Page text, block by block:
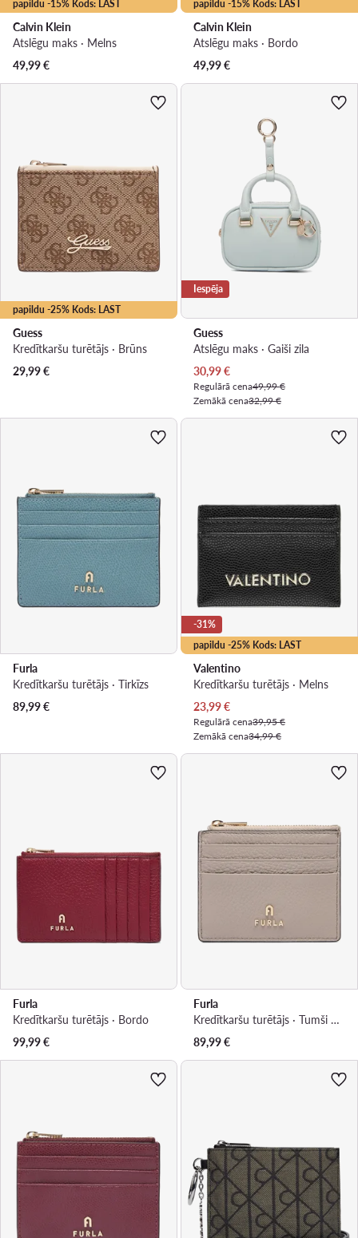
papildu -15% Kods: LAST
Calvin Klein
Atslēgu maks · Melns
49,99€
papildu -15% Kods: LAST
Calvin Klein
Atslēgu maks · Bordo
49,99€
papildu -25% Kods: LAST
Guess
Kredītkaršu turētājs · Brūns
29,99€
Iespēja
Guess
Atslēgu maks · Gaiši zila
Pašreizējā cena
30,99€
Regulārā cena49,99 €
Zemākā cena32,99 €
Furla
Kredītkaršu turētājs · Tirkīzs
89,99€
papildu -25% Kods: LAST
-31%
Valentino
Kredītkaršu turētājs · Melns
Pašreizējā cena
23,99€
Regulārā cena39,95 €
Zemākā cena34,99 €
Furla
Kredītkaršu turētājs · Bordo
99,99€
Furla
Kredītkaršu turētājs · Tumši bēša
89,99€